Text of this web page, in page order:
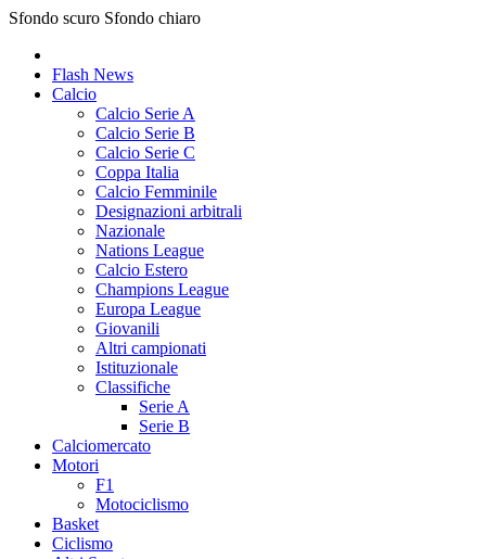
Sfondo scuro Sfondo chiaro
Flash News
Calcio
Calcio Serie A
Calcio Serie B
Calcio Serie C
Coppa Italia
Calcio Femminile
Designazioni arbitrali
Nazionale
Nations League
Calcio Estero
Champions League
Europa League
Giovanili
Altri campionati
Istituzionale
Classifiche
Serie A
Serie B
Calciomercato
Motori
F1
Motociclismo
Basket
Ciclismo